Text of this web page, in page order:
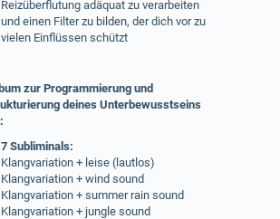
Reizüberflutung adäquat zu verarbeiten
und einen Filter zu bilden, der dich vor zu
vielen Einflüssen schützt
zur Programmierung und
deines Unterbewusstseins
7 Subliminals:
Klangvariation + leise (lautlos)
Klangvariation + wind sound
Klangvariation + summer rain sound
Klangvariation + jungle sound